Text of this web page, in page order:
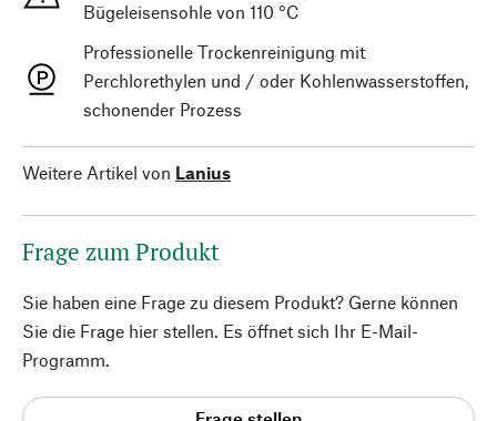
Bügeleisensohle von 110 °C
Professionelle Trockenreinigung mit
Perchlorethylen und / oder Kohlenwasserstoffen,
schonender Prozess
Weitere Artikel von Lanius
Frage zum Produkt
Sie haben eine Frage zu diesem Produkt? Gerne können
Sie die Frage hier stellen. Es öffnet sich Ihr E-Mail-
Programm.